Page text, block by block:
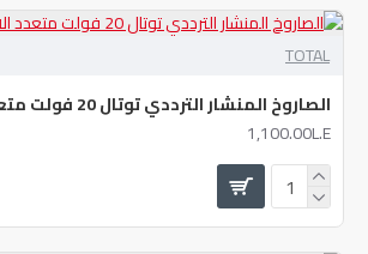
TOTAL
الصاروخ المنشار الترددي توتال 20 فولت متعدد الاستخدامات
1,100.00L.E